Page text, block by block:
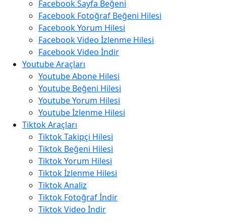
Facebook Sayfa Beğeni
Facebook Fotoğraf Beğeni Hilesi
Facebook Yorum Hilesi
Facebook Video İzlenme Hilesi
Facebook Video İndir
Youtube Araçları
Youtube Abone Hilesi
Youtube Beğeni Hilesi
Youtube Yorum Hilesi
Youtube İzlenme Hilesi
Tiktok Araçları
Tiktok Takipçi Hilesi
Tiktok Beğeni Hilesi
Tiktok Yorum Hilesi
Tiktok İzlenme Hilesi
Tiktok Analiz
Tiktok Fotoğraf İndir
Tiktok Video İndir